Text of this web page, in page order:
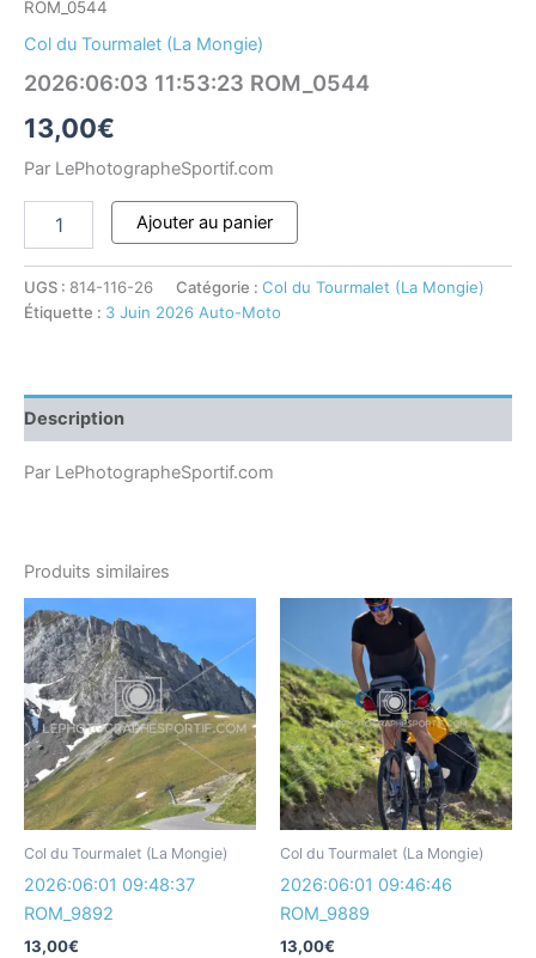
ROM_0544
Col du Tourmalet (La Mongie)
2026:06:03 11:53:23 ROM_0544
13,00€
Par LePhotographeSportif.com
Ajouter au panier
UGS : 814-116-26 Catégorie : Col du Tourmalet (La Mongie)
Étiquette : 3 Juin 2026 Auto-Moto
Description
Par LePhotographeSportif.com
Produits similaires
Col du Tourmalet (La Mongie)
2026:06:01 09:48:37
ROM_9892
13,00€
Col du Tourmalet (La Mongie)
2026:06:01 09:46:46
ROM_9889
13,00€